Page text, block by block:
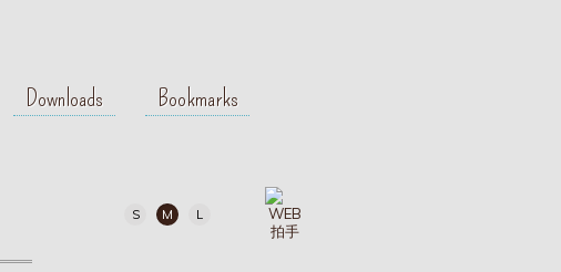
Downloads Bookmarks
S M L